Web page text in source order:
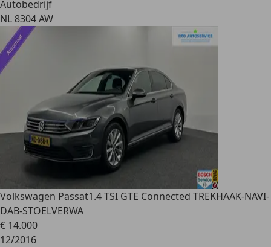
Autobedrijf
NL 8304 AW
Volkswagen Passat1.4 TSI GTE Connected TREKHAAK-NAVI-
DAB-STOELVERWA
€ 14.000
12/2016